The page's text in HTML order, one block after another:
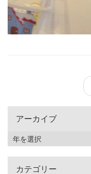
アーカイブ
カテゴリー